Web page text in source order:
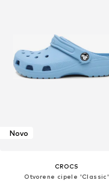
Novo
CROCS
Otvorene cipele 'Classic'